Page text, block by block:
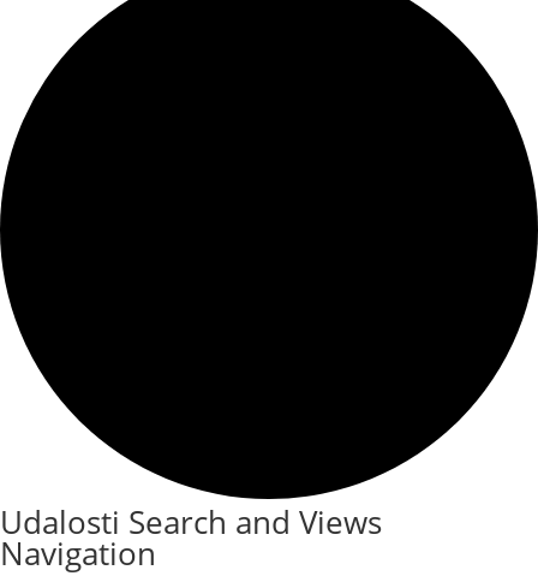
Udalosti Search and Views
Navigation